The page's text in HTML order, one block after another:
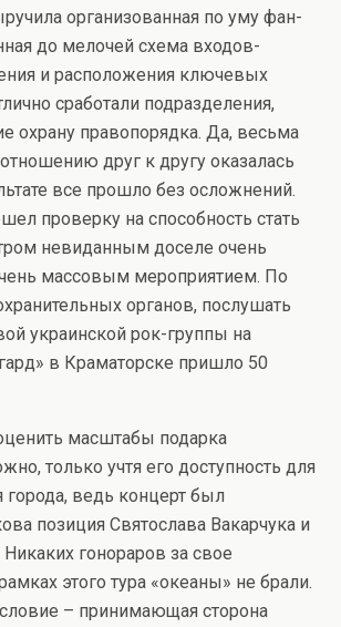
организованная по уму фан-
до мелочей схема входов-
и расположения ключевых
сработали подразделения,
охрану правопорядка. Да, весьма
друг к другу оказалась
все прошло без осложнений.
проверку на способность стать
невиданным доселе очень
массовым мероприятием. По
органов, послушать
украинской рок-группы на
в Краматорске пришло 50
масштабы подарка
только учтя его доступность для
ведь концерт был
позиция Святослава Вакарчука и
гонораров за свое
этого тура «океаны» не брали.
– принимающая сторона